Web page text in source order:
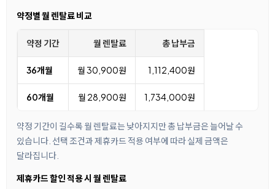
약정별 월 렌탈료 비교
약정 기간 월 렌탈료 총 납부금
36개월 월 30,900원 1,112,400원
60개월 월 28,900원 1,734,000원
약정 기간이 길수록 월 렌탈료는 낮아지지만 총 납부금은 늘어날 수
있습니다. 선택 조건과 제휴카드 적용 여부에 따라 실제 금액은
달라집니다.
제휴카드 할인 적용 시 월 렌탈료